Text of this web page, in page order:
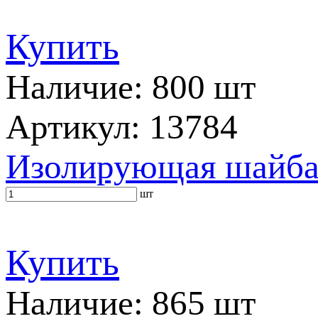
Купить
Наличие: 800 шт
Артикул: 13784
Изолирующая
шт
Купить
Наличие: 865 шт